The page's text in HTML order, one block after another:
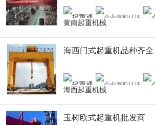
黄南起重机械
海西门式起重机品种齐全
海西起重机械
玉树欧式起重机批发商